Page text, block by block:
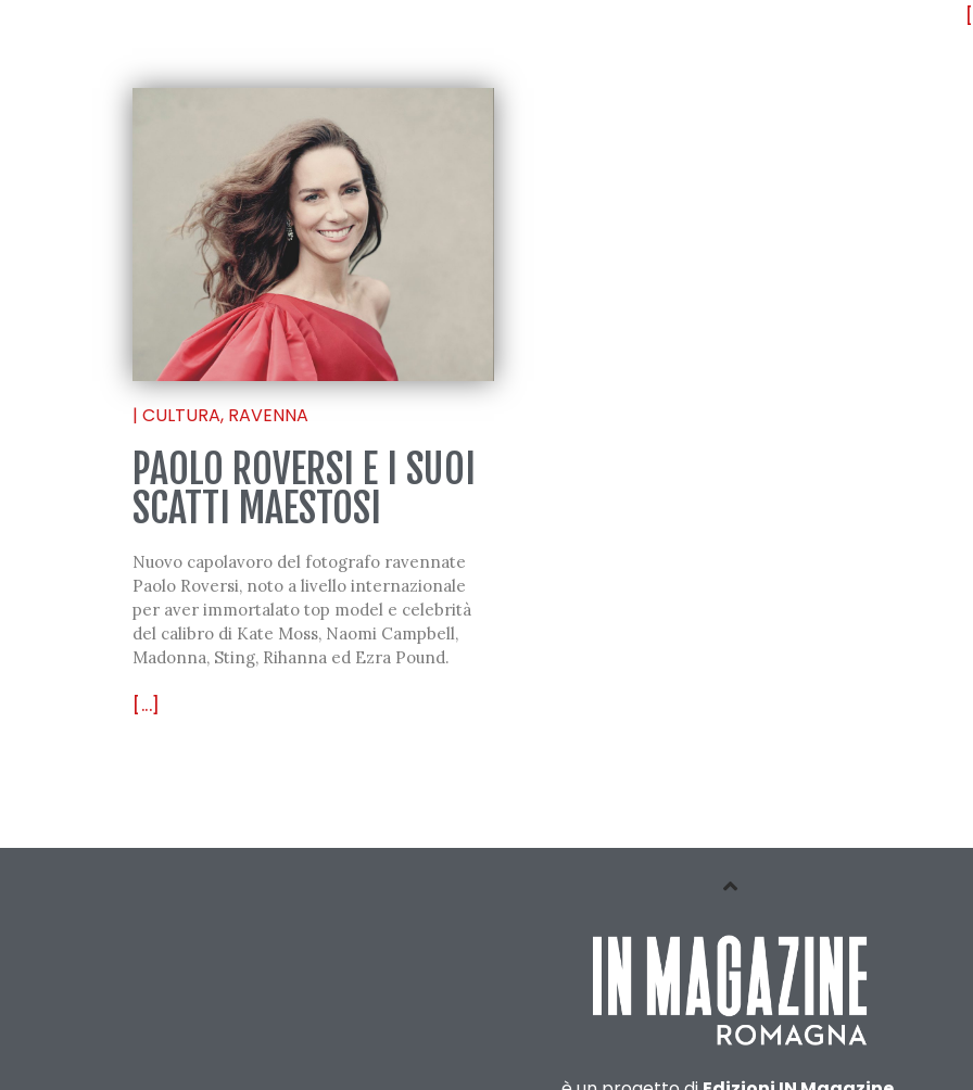
| CULTURA, RAVENNA
PAOLO ROVERSI E I SUOI
SCATTI MAESTOSI
Nuovo capolavoro del fotografo ravennate
Paolo Roversi, noto a livello internazionale
per aver immortalato top model e celebrità
del calibro di Kate Moss, Naomi Campbell,
Madonna, Sting, Rihanna ed Ezra Pound.
[...]